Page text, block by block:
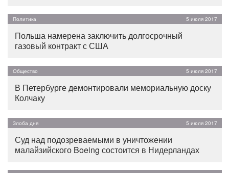
Политика 5 июля 2017
Польша намерена заключить долгосрочный
газовый контракт с США
Общество 5 июля 2017
В Петербурге демонтировали мемориальную доску
Колчаку
Злоба дня 5 июля 2017
Суд над подозреваемыми в уничтожении
малайзийского Boeing состоится в Нидерландах